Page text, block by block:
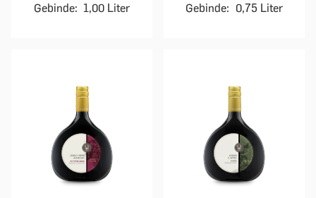
Gebinde: 1,00 Liter Gebinde: 0,75 Liter